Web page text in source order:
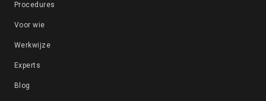
Procedures
Voor wie
Werkwijze
Experts
Blog